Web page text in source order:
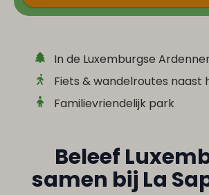
In de Luxemburgse
Fiets & wandelroutes naast
Familievriendelijk park
Beleef
samen bij La